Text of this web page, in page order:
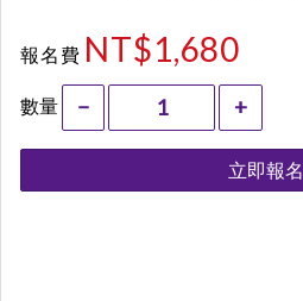
報名費 NT$1,680
數量 − +
立即報名